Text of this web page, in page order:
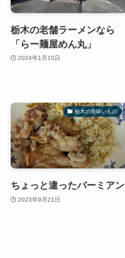
栃木の老舗ラーメンなら
「らー麺屋めん丸」
2024年1月10日
栃木の美味いもの
ちょっと違ったバーミアン
2023年9月21日